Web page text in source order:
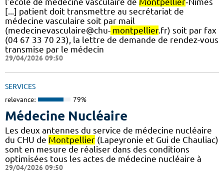
[...] patient doit transmettre au secrétariat de
médecine vasculaire soit par mail
(medecinevasculaire@chu- montpellier.fr) soit par fax
(04 67 33 70 23), la lettre de demande de rendez-vous
transmise par le médecin
29/04/2026 09:50
SERVICES
relevance: 79%
Médecine Nucléaire
Les deux antennes du service de médecine nucléaire
du CHU de Montpellier (Lapeyronie et Gui de Chauliac)
sont en mesure de réaliser dans des conditions
optimisées tous les actes de médecine nucléaire à
29/04/2026 09:50